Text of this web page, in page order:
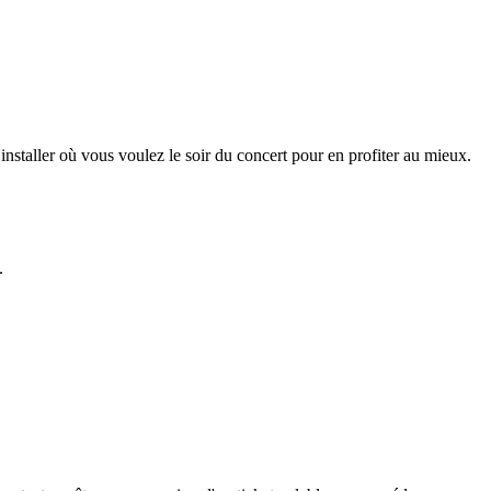
où vous voulez le soir du concert pour en profiter au mieux.